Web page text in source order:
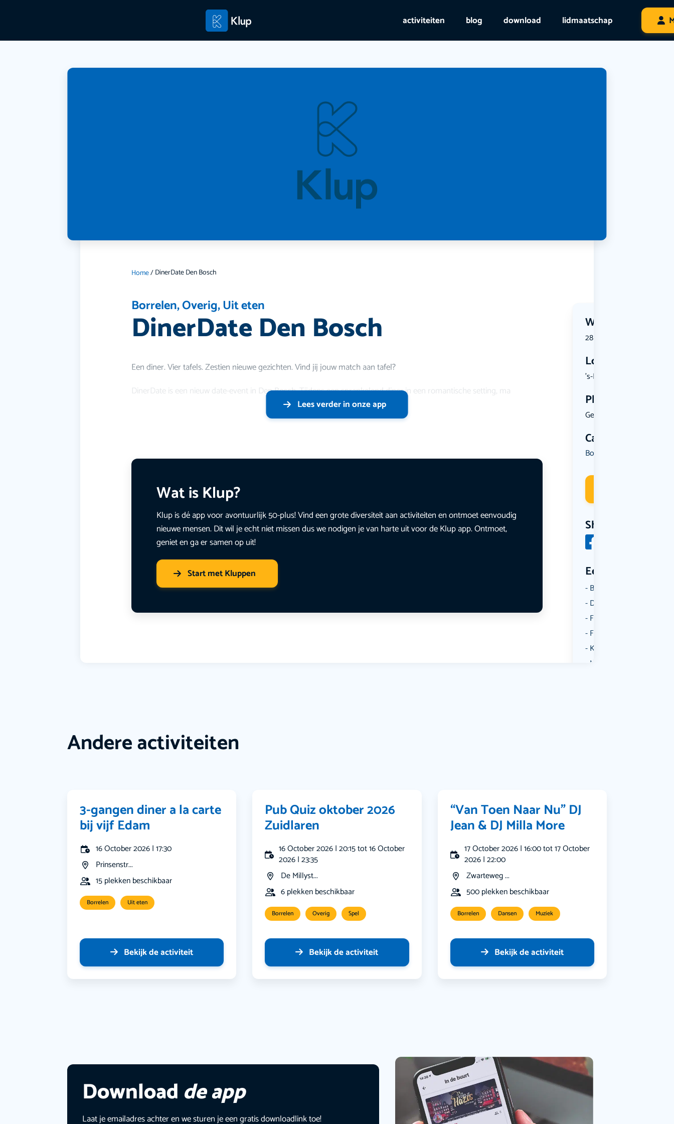
activiteiten blog download lidmaatschap
Home/DinerDate Den Bosch
Borrelen,Overig,Uit eten
DinerDate Den Bosch Wanneer?
28 July 2026 | 19:30
Locatie
's-Her...
Plekken
Geen limiet
Categorie
Borrelen
Share
Een aantal
Borrelen
Dansen
Fietsen
Film
Kunst & Cultuur
Muziek
Een diner. Vier tafels. Zestien nieuwe gezichten. Vind jij jouw match aan tafel?
DinerDate is een nieuw date-event in Den Bosch. Tijdens een sprankelend diner in een romantische setting, ma
Lees verder in onze app
Wat is Klup?
Klup is dé app voor avontuurlijk 50-plus! Vind een grote diversiteit aan activiteiten en ontmoet eenvoudig
nieuwe mensen. Dit wil je echt niet missen dus we nodigen je van harte uit voor de Klup app. Ontmoet,
geniet en ga er samen op uit!
Start met Kluppen
Andere activiteiten
3-gangen diner a la carte
bij vijf Edam
16 October 2026 | 17:30
Prinsenstr...
15 plekken beschikbaar
Borrelen Uit eten
Bekijk de activiteit
Pub Quiz oktober 2026
Zuidlaren
16 October 2026 | 20:15 tot 16 October
2026 | 23:35
De Millyst...
6 plekken beschikbaar
Borrelen Overig Spel
Bekijk de activiteit
“Van Toen Naar Nu” DJ
Jean & DJ Milla More
17 October 2026 | 16:00 tot 17 October
2026 | 22:00
Zwarteweg ...
500 plekken beschikbaar
Borrelen Dansen Muziek
Bekijk de activiteit
Download de app
Laat je emailadres achter en we sturen je een gratis downloadlink toe!